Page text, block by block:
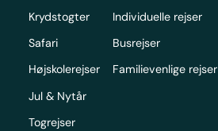
Krydstogter
Safari
Højskolerejser
Jul & Nytår
Togrejser
Individuelle rejser
Busrejser
Familievenlige rejser